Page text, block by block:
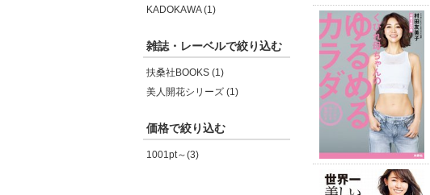
KADOKAWA (1)
雑誌・レーベルで絞り込む
扶桑社BOOKS (1)
美人開花シリーズ (1)
価格で絞り込む
1001pt～(3)